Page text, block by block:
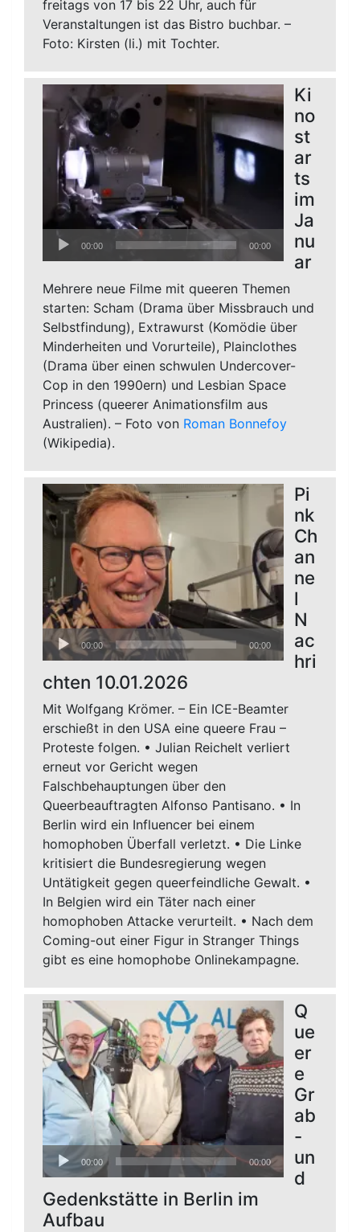
freitags von 17 bis 22 Uhr, auch für
Veranstaltungen ist das Bistro buchbar. –
Foto: Kirsten (li.) mit Tochter.
Audio-
Player
00:00 00:00
Ki
no
st
ar
ts
im
Ja
nu
ar
Mehrere neue Filme mit queeren Themen
starten: Scham (Drama über Missbrauch und
Selbstfindung), Extrawurst (Komödie über
Minderheiten und Vorurteile), Plainclothes
(Drama über einen schwulen Undercover-
Cop in den 1990ern) und Lesbian Space
Princess (queerer Animationsfilm aus
Australien). – Foto von Roman Bonnefoy
(Wikipedia).
Audio-
Player
00:00 00:00
Pi
nk
Ch
an
ne
l
N
ac
hri
chten 10.01.2026
Mit Wolfgang Krömer. – Ein ICE-Beamter
erschießt in den USA eine queere Frau –
Proteste folgen. • Julian Reichelt verliert
erneut vor Gericht wegen
Falschbehauptungen über den
Queerbeauftragten Alfonso Pantisano. • In
Berlin wird ein Influencer bei einem
homophoben Überfall verletzt. • Die Linke
kritisiert die Bundesregierung wegen
Untätigkeit gegen queerfeindliche Gewalt. •
In Belgien wird ein Täter nach einer
homophoben Attacke verurteilt. • Nach dem
Coming-out einer Figur in Stranger Things
gibt es eine homophobe Onlinekampagne.
Audio-
Player
00:00 00:00
Q
ue
er
e
Gr
ab
-
un
d
Gedenkstätte in Berlin im
Aufbau